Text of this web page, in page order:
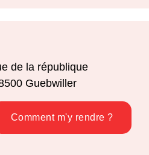
de la république
Guebwiller
Comment m'y rendre ?